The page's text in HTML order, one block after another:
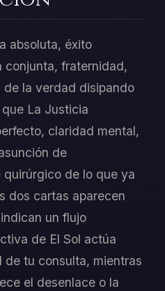
absoluta, éxito
conjunta, fraternidad,
de la verdad disipando
La Justicia
claridad mental,
de
de lo que ya
dos cartas aparecen
un flujo
de El Sol actúa
de tu consulta, mientras
el desenlace o la